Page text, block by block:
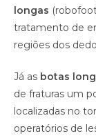
longas
tratamento de
regiões dos
Já as botas
de fraturas um
localizadas no
operatórios de